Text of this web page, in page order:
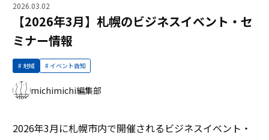
2026.03.02
【2026年3月】札幌のビジネスイベント・セ
ミナー情報
地域 イベント告知
michimichi編集部
2026年3月に札幌市内で開催されるビジネスイベント・